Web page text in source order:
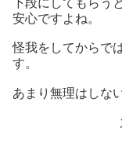
安心ですよね。
怪我をしてからで
す。
あまり無理はしな